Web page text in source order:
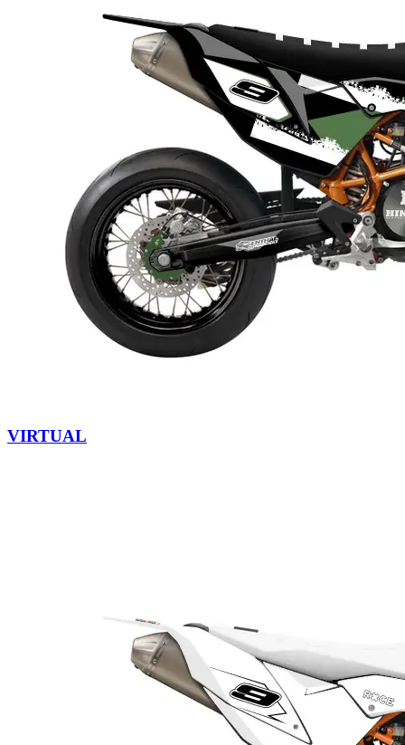
VIRTUAL